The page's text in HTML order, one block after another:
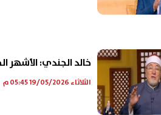
خالد الجندي: الأشهر
الثلاثاء 19/05/2026 05:45 م